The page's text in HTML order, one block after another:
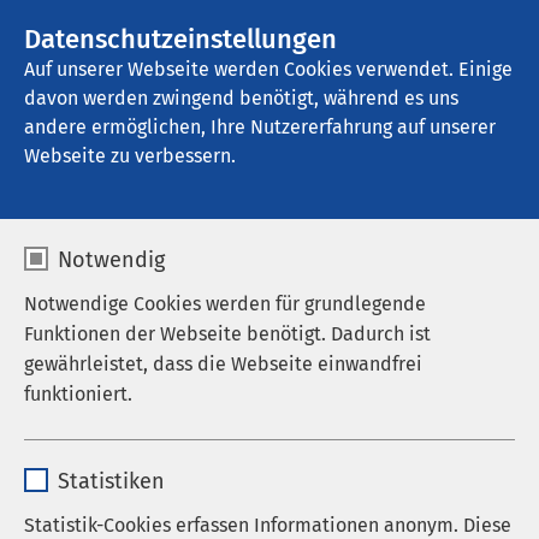
Datenschutzeinstellungen
Auf unserer Webseite werden Cookies verwendet. Einige
davon werden zwingend benötigt, während es uns
andere ermöglichen, Ihre Nutzererfahrung auf unserer
Webseite zu verbessern.
Notwendig
Notwendige Cookies werden für grundlegende
Funktionen der Webseite benötigt. Dadurch ist
gewährleistet, dass die Webseite einwandfrei
funktioniert.
Anbieter sgalinski
Statistiken
Statistik-Cookies erfassen Informationen anonym. Diese
Klinik für Geriatrie Ratzeburg